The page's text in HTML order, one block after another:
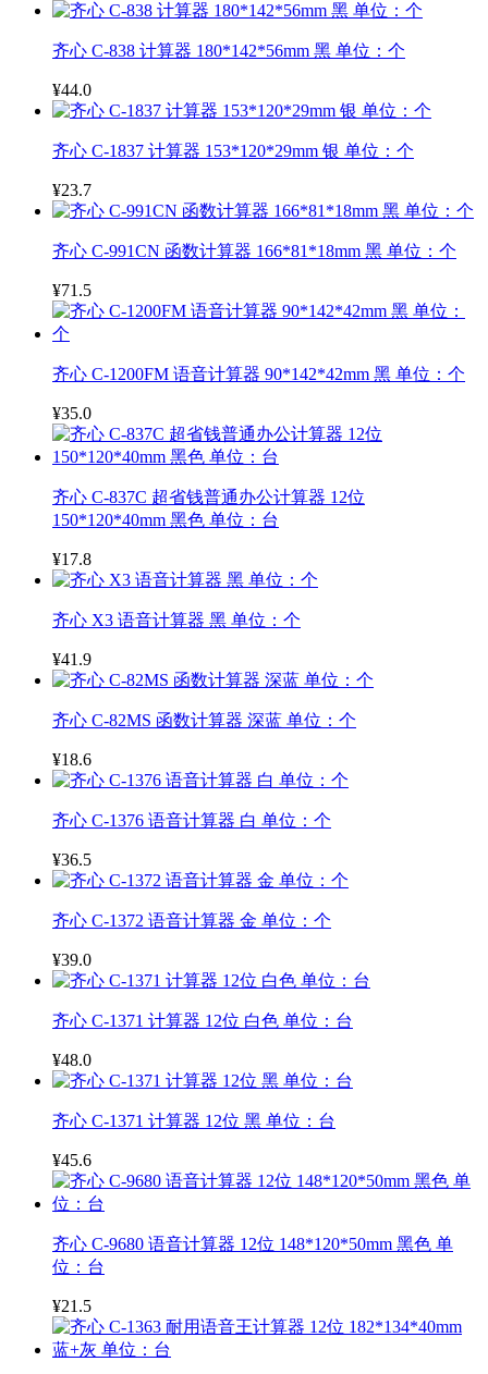
齐心 C-838 计算器 180*142*56mm 黑 单位：个
¥44.0
齐心 C-1837 计算器 153*120*29mm 银 单位：个
¥23.7
齐心 C-991CN 函数计算器 166*81*18mm 黑 单位：个
¥71.5
齐心 C-1200FM 语音计算器 90*142*42mm 黑 单位：个
¥35.0
齐心 C-837C 超省钱普通办公计算器 12位
150*120*40mm 黑色 单位：台
¥17.8
齐心 X3 语音计算器 黑 单位：个
¥41.9
齐心 C-82MS 函数计算器 深蓝 单位：个
¥18.6
齐心 C-1376 语音计算器 白 单位：个
¥36.5
齐心 C-1372 语音计算器 金 单位：个
¥39.0
齐心 C-1371 计算器 12位 白色 单位：台
¥48.0
齐心 C-1371 计算器 12位 黑 单位：台
¥45.6
齐心 C-9680 语音计算器 12位 148*120*50mm 黑色 单
位：台
¥21.5